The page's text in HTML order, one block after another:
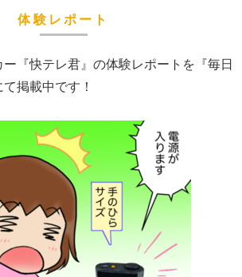
体験レポート
『快テレ君』の体験レポートを『毎日
掲載中です！